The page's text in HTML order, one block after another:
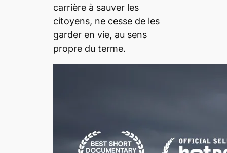
carrière à sauver les
citoyens, ne cesse de les
garder en vie, au sens
propre du terme.